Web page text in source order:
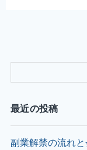
最近の投稿
副業解禁の流れ